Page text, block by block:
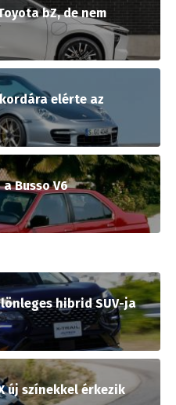
bZ, de nem
elérte az
Busso V6
hibrid SUV-ja
új színekkel érkezik